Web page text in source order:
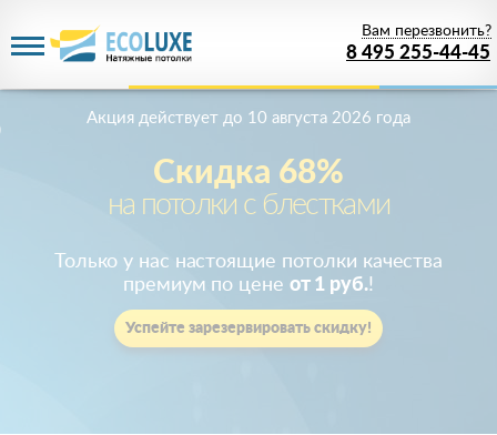
8 495 255-44-45
Вам перезвонить?
Скидка 68%
на потолки с блестками
Акция действует до 10 августа 2026 года
Только у нас настоящие потолки качества
премиум по цене от 1 руб.!
Успейте зарезервировать скидку!